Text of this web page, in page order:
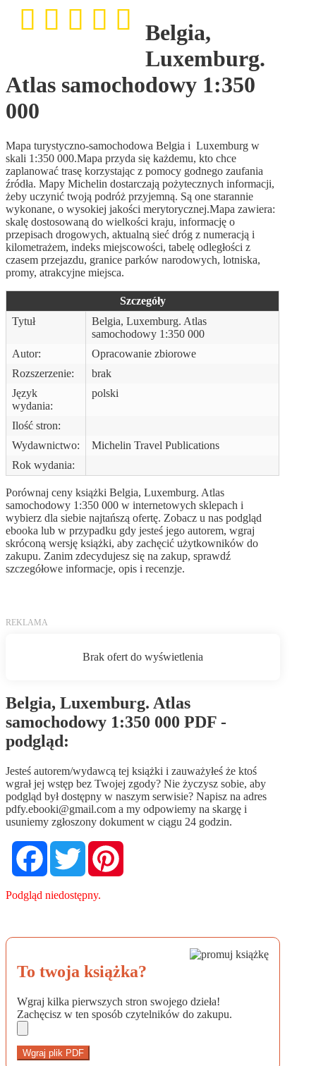
Belgia,
Luxemburg.
Atlas samochodowy 1:350
000
Mapa turystyczno-samochodowa Belgia i Luxemburg w
skali 1:350 000.Mapa przyda się każdemu, kto chce
zaplanować trasę korzystając z pomocy godnego zaufania
źródła. Mapy Michelin dostarczają pożytecznych informacji,
żeby uczynić twoją podróż przyjemną. Są one starannie
wykonane, o wysokiej jakości merytorycznej.Mapa zawiera:
skalę dostosowaną do wielkości kraju, informację o
przepisach drogowych, aktualną sieć dróg z numeracją i
kilometrażem, indeks miejscowości, tabelę odległości z
czasem przejazdu, granice parków narodowych, lotniska,
promy, atrakcyjne miejsca.
Szczegóły
Tytuł
Belgia, Luxemburg. Atlas
samochodowy 1:350 000
Autor:
Opracowanie zbiorowe
Rozszerzenie:
brak
Język
wydania:
polski
Ilość stron:
Wydawnictwo:
Michelin Travel Publications
Rok wydania:
Porównaj ceny książki Belgia, Luxemburg. Atlas
samochodowy 1:350 000 w internetowych sklepach i
wybierz dla siebie najtańszą ofertę. Zobacz u nas podgląd
ebooka lub w przypadku gdy jesteś jego autorem, wgraj
skróconą wersję książki, aby zachęcić użytkowników do
zakupu. Zanim zdecydujesz się na zakup, sprawdź
szczegółowe informacje, opis i recenzje.
Belgia, Luxemburg. Atlas
samochodowy 1:350 000 PDF -
podgląd:
Jesteś autorem/wydawcą tej książki i zauważyłeś że ktoś
wgrał jej wstęp bez Twojej zgody? Nie życzysz sobie, aby
podgląd był dostępny w naszym serwisie? Napisz na adres
pdfy.ebooki@gmail.com a my odpowiemy na skargę i
usuniemy zgłoszony dokument w ciągu 24 godzin.
FacebookTwitter
Podgląd niedostępny.
To twoja książka?
Wgraj kilka pierwszych stron swojego dzieła!
Zachęcisz w ten sposób czytelników do zakupu.
Wgraj plik PDF